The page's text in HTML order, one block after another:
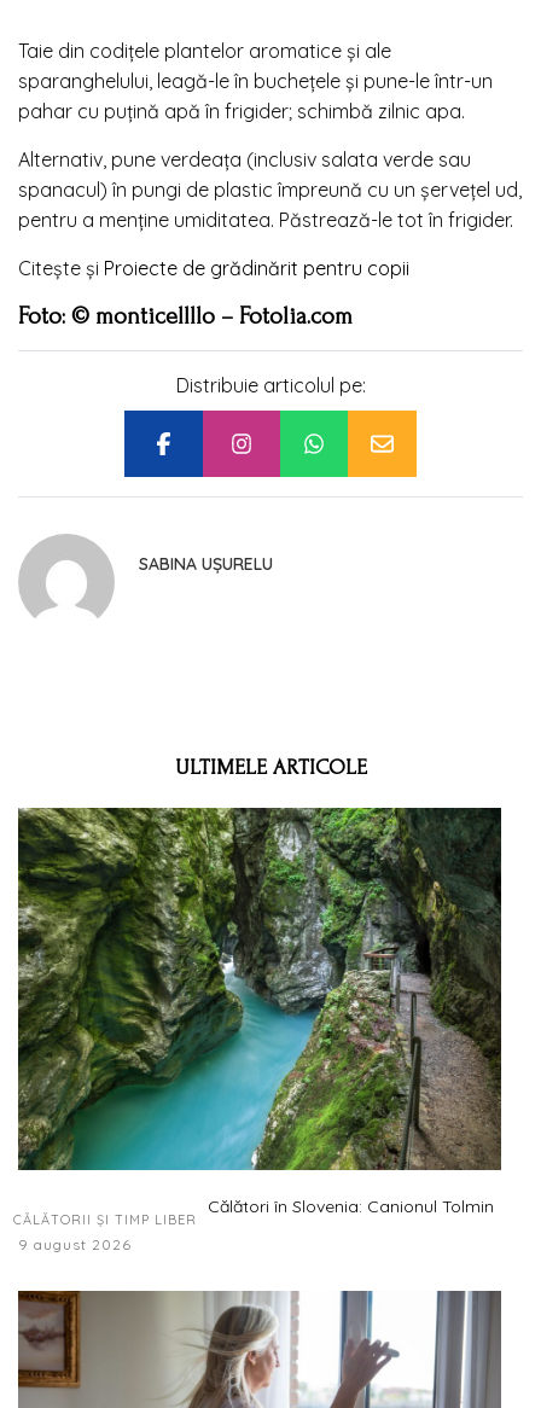
Taie din codițele plantelor aromatice și ale
sparanghelului, leagă-le în buchețele și pune-le într-un
pahar cu puțină apă în frigider; schimbă zilnic apa.
Alternativ, pune verdeața (inclusiv salata verde sau
spanacul) în pungi de plastic împreună cu un șervețel ud,
pentru a menține umiditatea. Păstrează-le tot în frigider.
Citește și Proiecte de grădinărit pentru copii
Foto: © monticellllo – Fotolia.com
Distribuie articolul pe:
SABINA UȘURELU
ULTIMELE ARTICOLE
CĂLĂTORII ȘI TIMP LIBER
Călători în Slovenia: Canionul Tolmin
9 august 2026